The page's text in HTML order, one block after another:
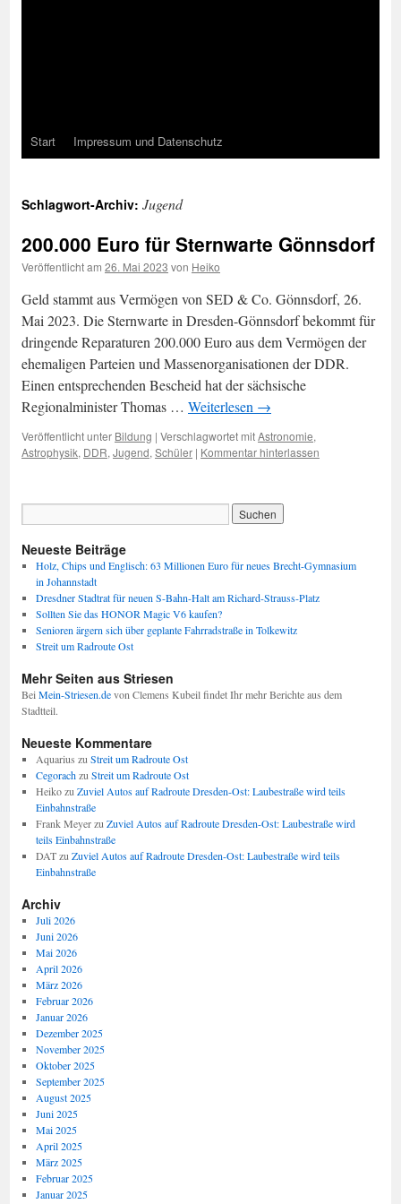
Start Impressum und Datenschutz
Schlagwort-Archiv: Jugend
200.000 Euro für Sternwarte Gönnsdorf
Veröffentlicht am 26. Mai 2023 von Heiko
Geld stammt aus Vermögen von SED & Co. Gönnsdorf, 26.
Mai 2023. Die Sternwarte in Dresden-Gönnsdorf bekommt für
dringende Reparaturen 200.000 Euro aus dem Vermögen der
ehemaligen Parteien und Massenorganisationen der DDR.
Einen entsprechenden Bescheid hat der sächsische
Regionalminister Thomas … Weiterlesen →
Veröffentlicht unter Bildung | Verschlagwortet mitAstronomie,
Astrophysik, DDR, Jugend, Schüler | Kommentar hinterlassen
Neueste Beiträge
Holz, Chips und Englisch: 63 Millionen Euro für neues Brecht-Gymnasium
in Johannstadt
Dresdner Stadtrat für neuen S-Bahn-Halt am Richard-Strauss-Platz
Sollten Sie das HONOR Magic V6 kaufen?
Senioren ärgern sich über geplante Fahrradstraße in Tolkewitz
Streit um Radroute Ost
Mehr Seiten aus Striesen
Bei Mein-Striesen.devon Clemens Kubeil findet Ihr mehr Berichte aus dem
Stadtteil.
Neueste Kommentare
Aquarius zu Streit um Radroute Ost
Cegorachzu Streit um Radroute Ost
Heikozu Zuviel Autos auf Radroute Dresden-Ost: Laubestraße wird teils
Einbahnstraße
Frank Meyerzu Zuviel Autos auf Radroute Dresden-Ost: Laubestraße wird
teils Einbahnstraße
DATzu Zuviel Autos auf Radroute Dresden-Ost: Laubestraße wird teils
Einbahnstraße
Archiv
Juli 2026
Juni 2026
Mai 2026
April 2026
März 2026
Februar 2026
Januar 2026
Dezember 2025
November 2025
Oktober 2025
September 2025
August 2025
Juni 2025
Mai 2025
April 2025
März 2025
Februar 2025
Januar 2025